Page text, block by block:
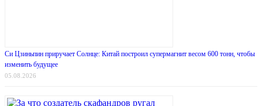
Си Цзиньпин приручает Солнце: Китай построил супермагнит весом 600 тонн, чтобы
изменить будущее
05.08.2026